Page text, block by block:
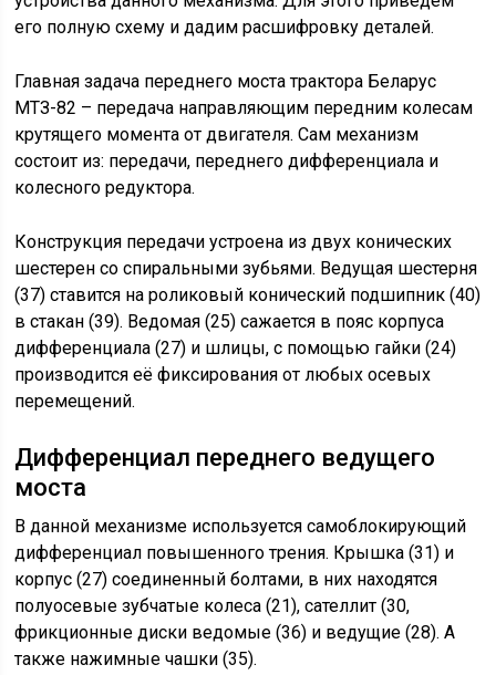
его полную схему и дадим расшифровку деталей.
Главная задача переднего моста трактора Беларус
МТЗ-82 – передача направляющим передним колесам
крутящего момента от двигателя. Сам механизм
состоит из: передачи, переднего дифференциала и
колесного редуктора.
Конструкция передачи устроена из двух конических
шестерен со спиральными зубьями. Ведущая шестерня
(37) ставится на роликовый конический подшипник (40)
в стакан (39). Ведомая (25) сажается в пояс корпуса
дифференциала (27) и шлицы, с помощью гайки (24)
производится её фиксирования от любых осевых
перемещений.
Дифференциал переднего ведущего
моста
В данной механизме используется самоблокирующий
дифференциал повышенного трения. Крышка (31) и
корпус (27) соединенный болтами, в них находятся
полуосевые зубчатые колеса (21), сателлит (30,
фрикционные диски ведомые (36) и ведущие (28). А
также нажимные чашки (35).